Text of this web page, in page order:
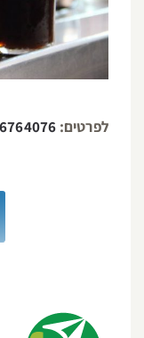
לפרטים: